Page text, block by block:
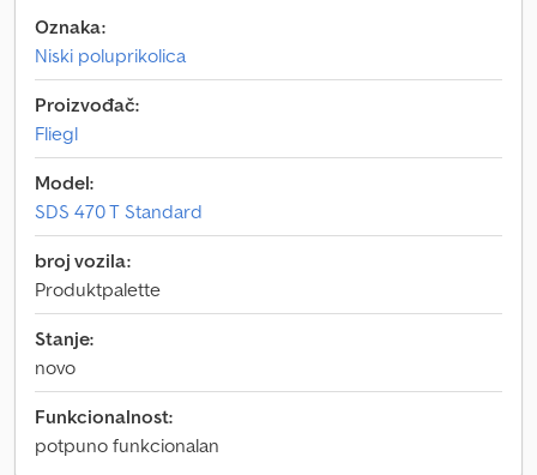
Oznaka:
Niski poluprikolica
Proizvođač:
Fliegl
Model:
SDS 470 T Standard
broj vozila:
Produktpalette
Stanje:
novo
Funkcionalnost:
potpuno funkcionalan